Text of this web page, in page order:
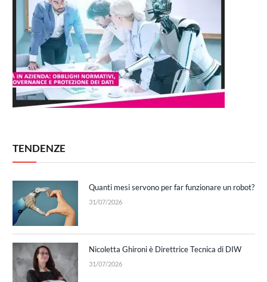
TENDENZE
Quanti mesi servono per far funzionare un robot?
31/07/2026
Nicoletta Ghironi è Direttrice Tecnica di DIW
31/07/2026